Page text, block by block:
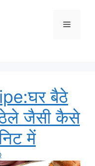
Menu
बैठे
ठेले जैसी कैसे
में